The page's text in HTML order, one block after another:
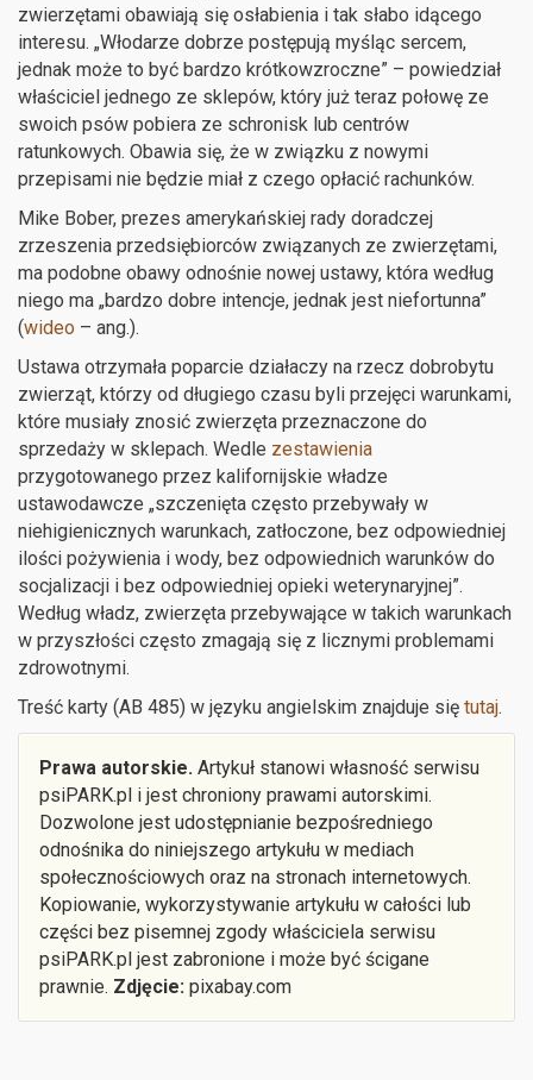
zwierzętami obawiają się osłabienia i tak słabo idącego
interesu. „Włodarze dobrze postępują myśląc sercem,
jednak może to być bardzo krótkowzroczne” – powiedział
właściciel jednego ze sklepów, który już teraz połowę ze
swoich psów pobiera ze schronisk lub centrów
ratunkowych. Obawia się, że w związku z nowymi
przepisami nie będzie miał z czego opłacić rachunków.
Mike Bober, prezes amerykańskiej rady doradczej
zrzeszenia przedsiębiorców związanych ze zwierzętami,
ma podobne obawy odnośnie nowej ustawy, która według
niego ma „bardzo dobre intencje, jednak jest niefortunna”
(wideo – ang.).
Ustawa otrzymała poparcie działaczy na rzecz dobrobytu
zwierząt, którzy od długiego czasu byli przejęci warunkami,
które musiały znosić zwierzęta przeznaczone do
sprzedaży w sklepach. Wedle zestawienia
przygotowanego przez kalifornijskie władze
ustawodawcze „szczenięta często przebywały w
niehigienicznych warunkach, zatłoczone, bez odpowiedniej
ilości pożywienia i wody, bez odpowiednich warunków do
socjalizacji i bez odpowiedniej opieki weterynaryjnej”.
Według władz, zwierzęta przebywające w takich warunkach
w przyszłości często zmagają się z licznymi problemami
zdrowotnymi.
Treść karty (AB 485) w języku angielskim znajduje się tutaj.
Prawa autorskie. Artykuł stanowi własność serwisu
psiPARK.pl i jest chroniony prawami autorskimi.
Dozwolone jest udostępnianie bezpośredniego
odnośnika do niniejszego artykułu w mediach
społecznościowych oraz na stronach internetowych.
Kopiowanie, wykorzystywanie artykułu w całości lub
części bez pisemnej zgody właściciela serwisu
psiPARK.pl jest zabronione i może być ścigane
prawnie. Zdjęcie: pixabay.com